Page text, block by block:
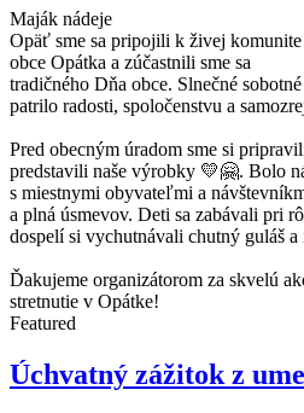
Maják nádeje
Opäť sme sa pripojili k živej komunite
obce Opátka a zúčastnili sme sa
tradičného Dňa obce. Slnečné
patrilo radosti, spoločenstvu a
Pred obecným úradom sme si
predstavili naše výrobky 💛🤗. Bolo
s miestnymi obyvateľmi a
a plná úsmevov. Deti sa zabávali pri
dospelí si vychutnávali chutný guláš a
Ďakujeme organizátorom za skvelú
stretnutie v Opátke!
Featured
Úchvatný zážitok z